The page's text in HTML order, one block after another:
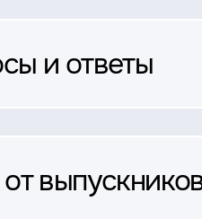
и ответы